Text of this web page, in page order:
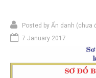
Posted by Ẩn danh (chưa
7 January 2017